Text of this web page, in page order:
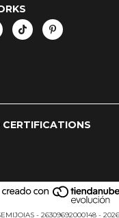
- 26309692000148 -